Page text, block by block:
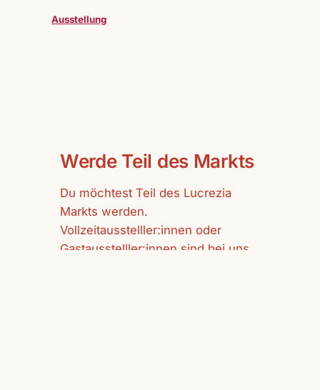
Ausstellung
Werde Teil des Markts
Du möchtest Teil des Lucrezia
Markts werden.
Vollzeitausstelller:innen oder
Gastausstelller:innen sind bei uns